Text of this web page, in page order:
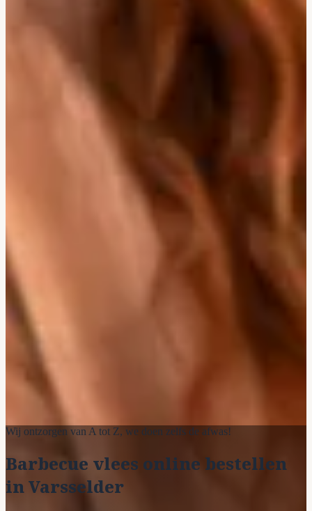
Wij ontzorgen van A tot Z, we doen zelfs de afwas!
Barbecue vlees online bestellen
in Varsselder